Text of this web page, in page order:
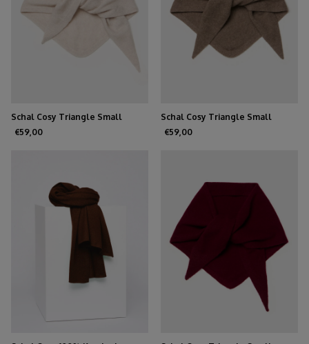
Schal Cosy Triangle Small
Oatmeal
€59,00
Schal Cosy Triangle Small
Dunkelbraun
€59,00